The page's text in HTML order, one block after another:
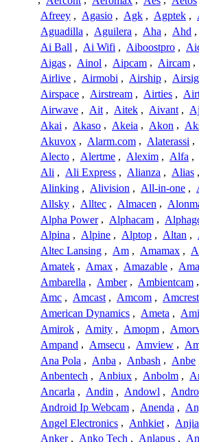
Afreey , Agasio , Agk , Agptek ,
Aguadilla , Aguilera , Aha , Ahd ,
Ai Ball , Ai Wifi , Aiboostpro ,
Aigas , Ainol , Aipcam , Aircam ,
Airlive , Airmobi , Airship ,
Airspace , Airstream , Airties ,
Airwave , Ait , Aitek , Aivant ,
Akai , Akaso , Akeia , Akon ,
Akuvox , Alarm.com , Alaterassi ,
Alecto , Alertme , Alexim , Alfa ,
Ali , Ali Express , Alianza , Alias ,
Alinking , Alivision , All-in-one ,
Allsky , Alltec , Almacen ,
Alpha Power , Alphacam ,
Alpina , Alpine , Alptop , Altan ,
Altec Lansing , Am , Amamax ,
Amatek , Amax , Amazable ,
Ambarella , Amber , Ambientcam ,
Amc , Amcast , Amcom , Amcrest
American Dynamics , Ameta ,
Amirok , Amity , Amopm ,
Ampand , Amsecu , Amview ,
Ana Pola , Anba , Anbash , Anbe
Anbentech , Anbiux , Anbolm ,
Ancarla , Andin , Andowl ,
Android Ip Webcam , Anenda ,
Angel Electronics , Anhkiet , Anjia
Anker , Anko Tech , Anlapus ,